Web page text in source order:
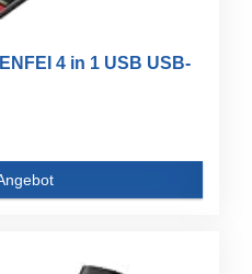
4 in 1 USB USB-